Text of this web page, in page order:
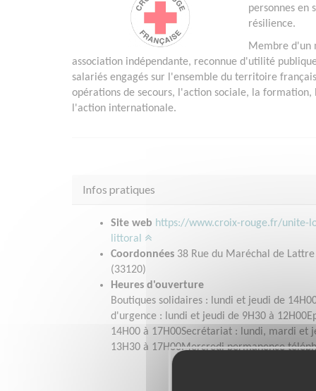
personnes en
résilience.
Membre d'un
association indépendante, reconnue d'utilité
salariés engagés sur l'ensemble du territoire
opérations de secours, l'action sociale, la
l'action internationale.
Infos pratiques
Site web https://www.croix-rouge.fr/unite-
littoral
Coordonnées 38 Rue du Maréchal de Lattre
(33120)
Heures d'ouverture
Boutiques solidaires : lundi et jeudi de
d'urgence : lundi et jeudi de 9H30 à
14H00 à 17H00Secrétariat : lundi, mardi et
13H30 à 17H00Mercredi permanence